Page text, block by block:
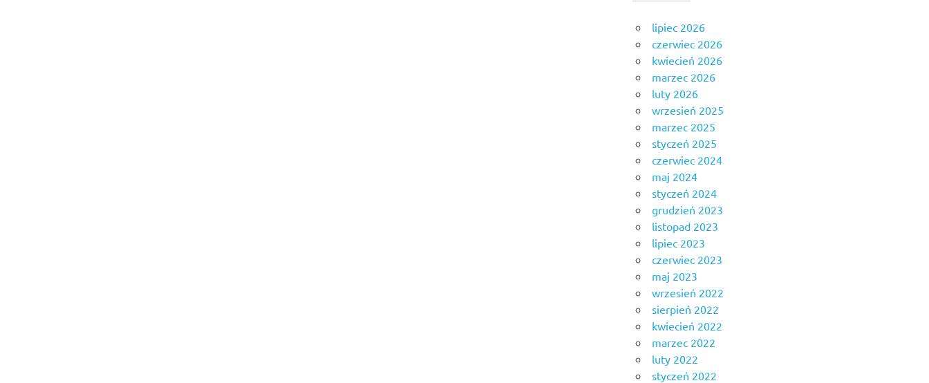
lipiec 2026
czerwiec 2026
kwiecień 2026
marzec 2026
luty 2026
wrzesień 2025
marzec 2025
styczeń 2025
czerwiec 2024
maj 2024
styczeń 2024
grudzień 2023
listopad 2023
lipiec 2023
czerwiec 2023
maj 2023
wrzesień 2022
sierpień 2022
kwiecień 2022
marzec 2022
luty 2022
styczeń 2022